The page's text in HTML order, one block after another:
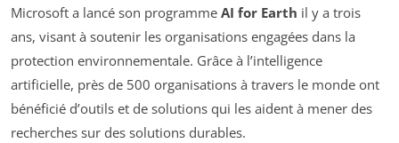
Microsoft a lancé son programme AI for Earth il y a trois
ans, visant à soutenir les organisations engagées dans la
protection environnementale. Grâce à l’intelligence
artificielle, près de 500 organisations à travers le monde ont
bénéficié d’outils et de solutions qui les aident à mener des
recherches sur des solutions durables.